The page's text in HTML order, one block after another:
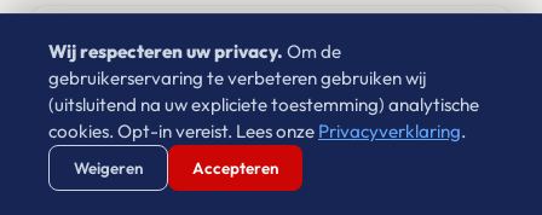
A N
8 jaar geleden
★★★★★
"Directa Vastgoed heeft ons voortreffelijk
geholpen ons huis te kopen."
Wij respecteren uw privacy. Om de
gebruikerservaring te verbeteren gebruiken wij
(uitsluitend na uw expliciete toestemming) analytische
cookies. Opt-in vereist. Lees onze Privacyverklaring.
Weigeren Accepteren
Verstuur WhatsApp